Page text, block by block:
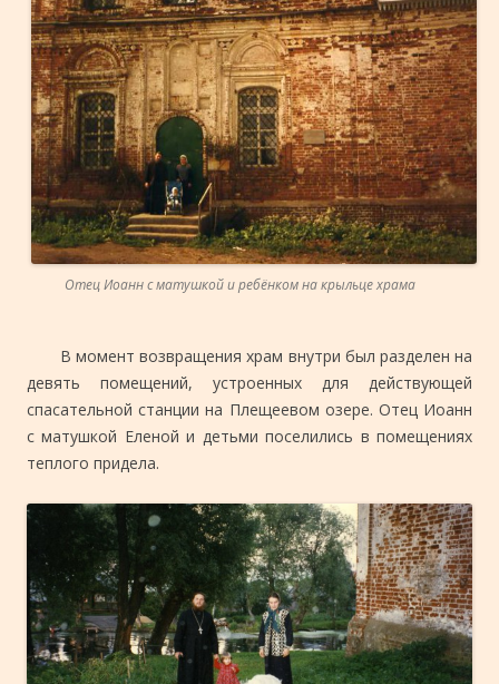
Отец Иоанн с матушкой и ребёнком на крыльце храма
В момент возвращения храм внутри был разделен на
девять помещений, устроенных для действующей
спасательной станции на Плещеевом озере. Отец Иоанн
с матушкой Еленой и детьми поселились в помещениях
теплого придела.